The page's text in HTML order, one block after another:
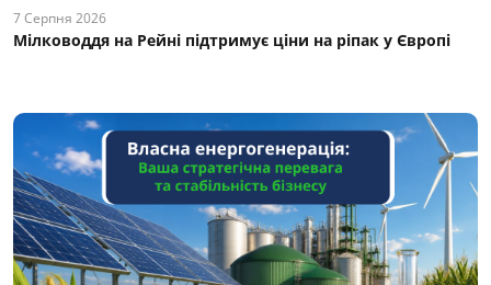
7 Серпня 2026
Мілководдя на Рейні підтримує ціни на ріпак у Європі